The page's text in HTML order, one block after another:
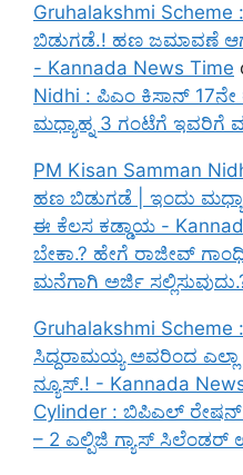
Gruhalakshmi Scheme :
ಬಿಡುಗಡೆ.! ಹಣ ಜಮಾವಣೆ
- Kannada News Time
Nidhi : ಪಿಎಂ ಕಿಸಾನ್
ಮಧ್ಯಾಹ್ನ 3 ಗಂಟೆಗೆ ಇವರಿಗೆ
PM Kisan Samman
ಹಣ ಬಿಡುಗಡೆ | ಇಂದು
ಈ ಕೆಲಸ ಕಡ್ಡಾಯ -
ಬೇಕಾ.? ಹೇಗೆ ರಾಜೀವ್
ಮನೆಗಾಗಿ ಅರ್ಜಿ
Gruhalakshmi Scheme
ಸಿದ್ದರಾಮಯ್ಯ ಅವರಿಂದ
ನ್ಯೂಸ್.! - Kannada
Cylinder : ಬಿಪಿಎಲ್ ರೇಷನ್
– 2 ಎಲ್ಪಿಜಿ ಗ್ಯಾಸ್ ಸಿಲೆಂಡರ್